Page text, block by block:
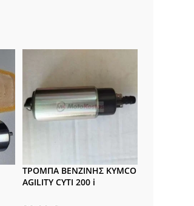
ΤΡΟΜΠΑ ΒΕΝΖΙΝΗΣ KYMCO
AGILITY CYTI 200 i